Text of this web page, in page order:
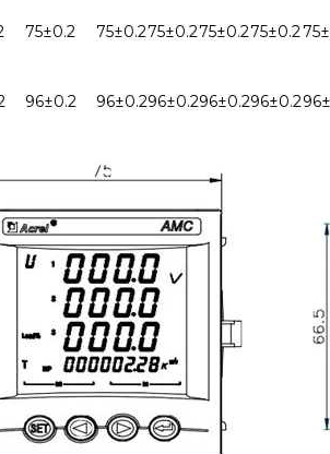
75±0.2 75±0.275±0.275±0.275±0.2
96±0.2 96±0.296±0.296±0.296±0.2